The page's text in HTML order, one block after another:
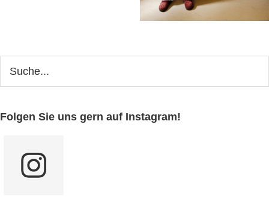
Seitenspalte
durchsuchen
Folgen Sie uns gern auf Instagram!